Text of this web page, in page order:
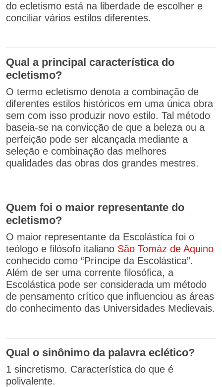
do ecletismo está na liberdade de escolher e
conciliar vários estilos diferentes.
Qual a principal característica do
ecletismo?
O termo ecletismo denota a combinação de
diferentes estilos históricos em uma única obra
sem com isso produzir novo estilo. Tal método
baseia-se na convicção de que a beleza ou a
perfeição pode ser alcançada mediante a
seleção e combinação das melhores
qualidades das obras dos grandes mestres.
Quem foi o maior representante do
ecletismo?
O maior representante da Escolástica foi o
teólogo e filósofo italiano São Tomáz de Aquino
conhecido como “Príncipe da Escolástica”.
Além de ser uma corrente filosófica, a
Escolástica pode ser considerada um método
de pensamento crítico que influenciou as áreas
do conhecimento das Universidades Medievais.
Qual o sinônimo da palavra eclético?
1 sincretismo. Característica do que é
polivalente.